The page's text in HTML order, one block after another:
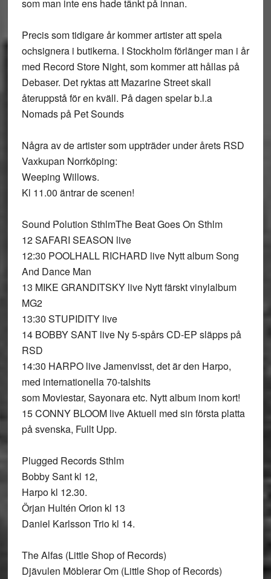
som man inte ens hade tänkt på innan.
Precis som tidigare år kommer artister att spela
ochsignera i butikerna. I Stockholm förlänger man i år
med Record Store Night, som kommer att hållas på
Debaser. Det ryktas att Mazarine Street skall
återuppstå för en kväll. På dagen spelar b.l.a
Nomads på Pet Sounds
Några av de artister som uppträder under årets RSD
Vaxkupan Norrköping:
Weeping Willows.
Kl 11.00 äntrar de scenen!
Sound Polution SthlmThe Beat Goes On Sthlm
12 SAFARI SEASON live
12:30 POOLHALL RICHARD live Nytt album Song
And Dance Man
13 MIKE GRANDITSKY live Nytt färskt vinylalbum
MG2
13:30 STUPIDITY live
14 BOBBY SANT live Ny 5-spårs CD-EP släpps på
RSD
14:30 HARPO live Jamenvisst, det är den Harpo,
med internationella 70-talshits
som Moviestar, Sayonara etc. Nytt album inom kort!
15 CONNY BLOOM live Aktuell med sin första platta
på svenska, Fullt Upp.
Plugged Records Sthlm
Bobby Sant kl 12,
Harpo kl 12.30.
Örjan Hultén Orion kl 13
Daniel Karlsson Trio kl 14.
The Alfas (Little Shop of Records)
Djävulen Möblerar Om (Little Shop of Records)